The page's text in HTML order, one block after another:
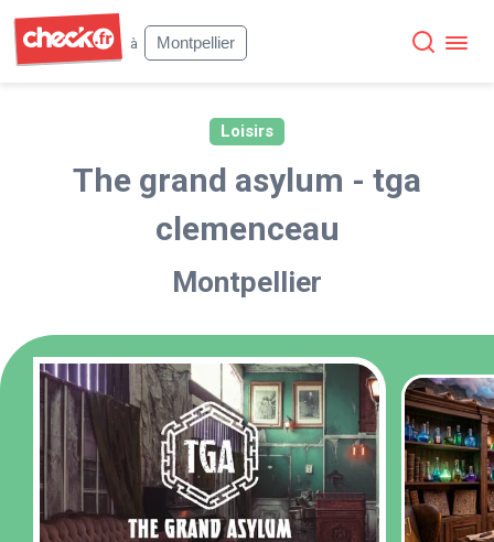
à
Montpellier
Loisirs
The grand asylum - tga
clemenceau
Montpellier